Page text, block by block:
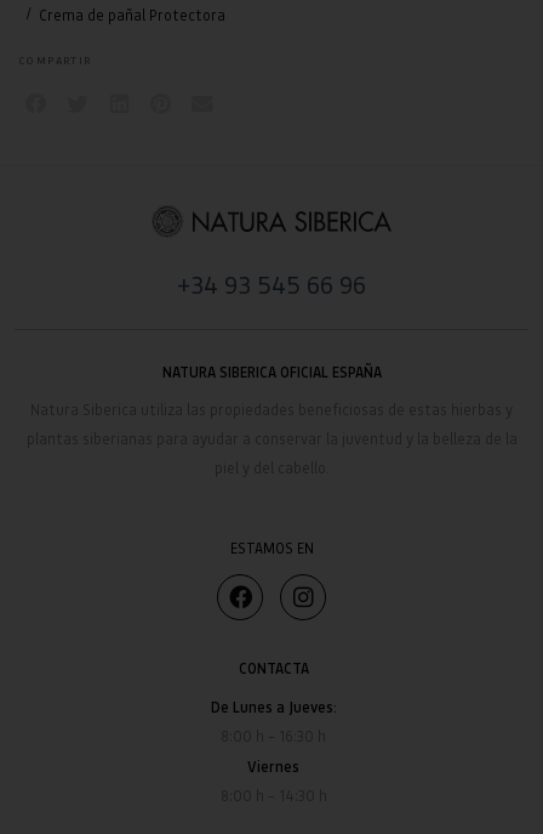
/ Crema de pañal Protectora
COMPARTIR
+34 93 545 66 96
NATURA SIBERICA OFICIAL ESPAÑA
ESTAMOS EN
CONTACTA
De Lunes a Jueves:
Viernes